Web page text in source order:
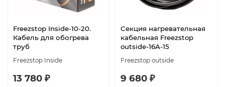
Freezstop Inside-10-20.
Кабель для обогрева
труб
Freezstop Inside
13 780 ₽
Секция нагревательная
кабельная Freezstop
outside-16A-15
Freezstop outside
9 680 ₽